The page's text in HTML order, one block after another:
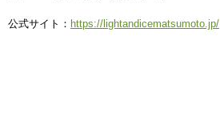
公式サイト： https://lightandicematsumoto.jp/